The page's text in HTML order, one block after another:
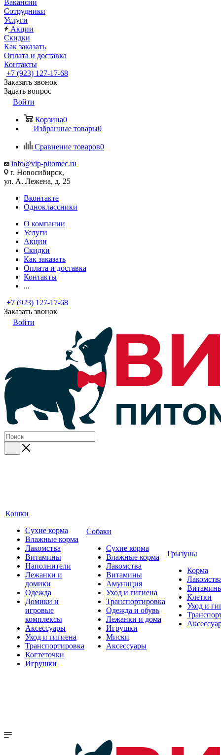
Вакансии
Сотрудники
Услуги
Акции
Скидки
Как заказать
Оплата и доставка
Контакты
+7 (923) 127-17-68
Заказать звонок
Задать вопрос
Войти
Корзина0
Избранные товары0
Сравнение товаров0
info@vip-pitomec.ru
г. Новосибирск,
ул. А. Лежена, д. 25
Вконтакте
Одноклассники
О компании
Услуги
Акции
Скидки
Как заказать
Оплата и доставка
Контакты
...
+7 (923) 127-17-68
Заказать звонок
Войти
Кошки
Сухие корма
Влажные корма
Лакомства
Витамины
Наполнители
Лежанки и
домики
Одежда
Домики и
игровые
комплексы
Аксессуары
Уход и гигиена
Транспортировка
Когтеточки
Игрушки
Собаки
Сухие корма
Влажные корма
Лакомства
Витамины
Амуниция
Уход и гигиена
Транспортировка
Одежда и обувь
Лежанки и дома
Игрушки
Миски
Аксессуары
Грызуны
Корма
Клетки
Уход и